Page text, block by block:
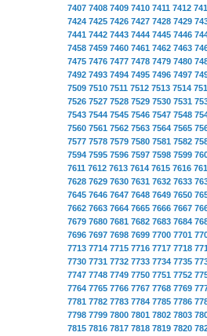
7407 7408 7409 7410 7411 7412
7424 7425 7426 7427 7428 7429
7441 7442 7443 7444 7445 7446
7458 7459 7460 7461 7462 7463
7475 7476 7477 7478 7479 7480
7492 7493 7494 7495 7496 7497
7509 7510 7511 7512 7513 7514
7526 7527 7528 7529 7530 7531
7543 7544 7545 7546 7547 7548
7560 7561 7562 7563 7564 7565
7577 7578 7579 7580 7581 7582
7594 7595 7596 7597 7598 7599
7611 7612 7613 7614 7615 7616
7628 7629 7630 7631 7632 7633
7645 7646 7647 7648 7649 7650
7662 7663 7664 7665 7666 7667
7679 7680 7681 7682 7683 7684
7696 7697 7698 7699 7700 7701
7713 7714 7715 7716 7717 7718
7730 7731 7732 7733 7734 7735
7747 7748 7749 7750 7751 7752
7764 7765 7766 7767 7768 7769
7781 7782 7783 7784 7785 7786
7798 7799 7800 7801 7802 7803
7815 7816 7817 7818 7819 7820